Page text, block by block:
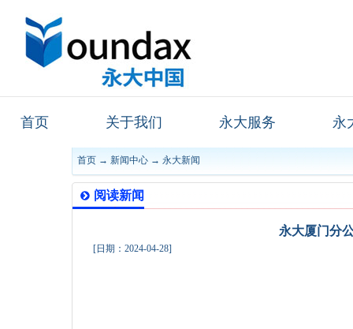
首页 关于我们 永大服务 永
首页 → 新闻中心 → 永大新闻
阅读新闻
永大厦门分
[日期：2024-04-28]